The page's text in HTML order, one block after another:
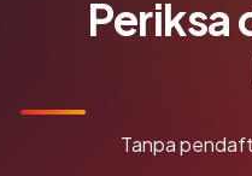
Periksa
Tanpa